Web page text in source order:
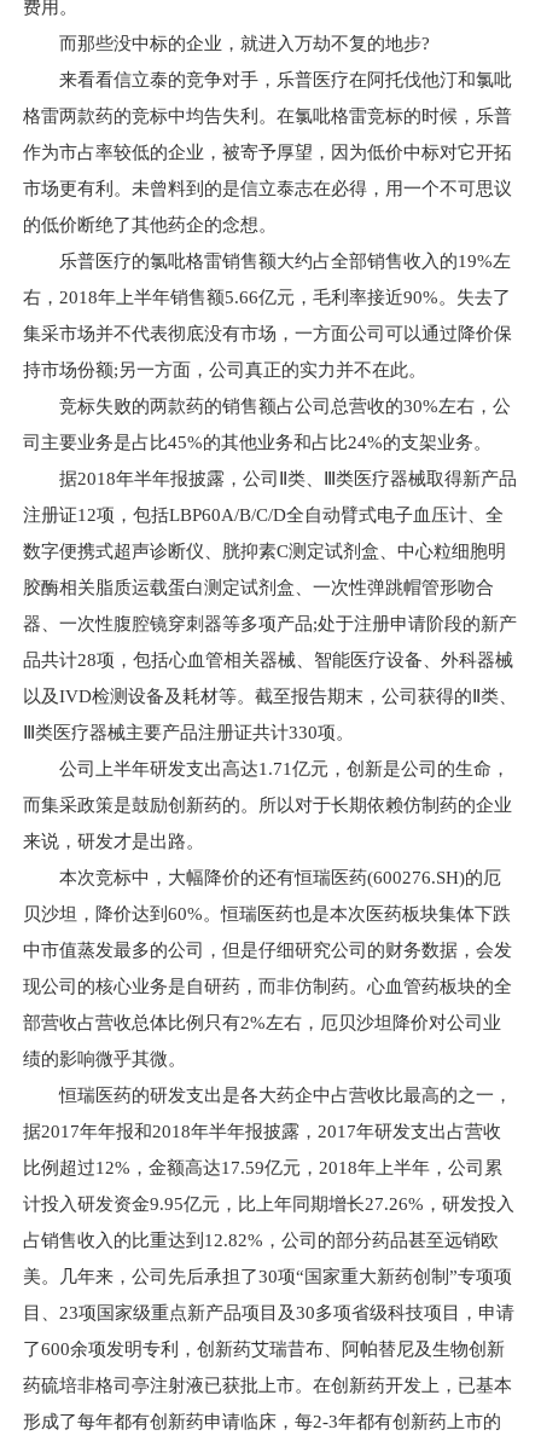
费用。
而那些没中标的企业，就进入万劫不复的地步?
来看看信立泰的竞争对手，乐普医疗在阿托伐他汀和氯吡
格雷两款药的竞标中均告失利。在氯吡格雷竞标的时候，乐普
作为市占率较低的企业，被寄予厚望，因为低价中标对它开拓
市场更有利。未曾料到的是信立泰志在必得，用一个不可思议
的低价断绝了其他药企的念想。
乐普医疗的氯吡格雷销售额大约占全部销售收入的19%左
右，2018年上半年销售额5.66亿元，毛利率接近90%。失去了
集采市场并不代表彻底没有市场，一方面公司可以通过降价保
持市场份额;另一方面，公司真正的实力并不在此。
竞标失败的两款药的销售额占公司总营收的30%左右，公
司主要业务是占比45%的其他业务和占比24%的支架业务。
据2018年半年报披露，公司Ⅱ类、Ⅲ类医疗器械取得新产品
注册证12项，包括LBP60A/B/C/D全自动臂式电子血压计、全
数字便携式超声诊断仪、胱抑素C测定试剂盒、中心粒细胞明
胶酶相关脂质运载蛋白测定试剂盒、一次性弹跳帽管形吻合
器、一次性腹腔镜穿刺器等多项产品;处于注册申请阶段的新产
品共计28项，包括心血管相关器械、智能医疗设备、外科器械
以及IVD检测设备及耗材等。截至报告期末，公司获得的Ⅱ类、
Ⅲ类医疗器械主要产品注册证共计330项。
公司上半年研发支出高达1.71亿元，创新是公司的生命，
而集采政策是鼓励创新药的。所以对于长期依赖仿制药的企业
来说，研发才是出路。
本次竞标中，大幅降价的还有恒瑞医药(600276.SH)的厄
贝沙坦，降价达到60%。恒瑞医药也是本次医药板块集体下跌
中市值蒸发最多的公司，但是仔细研究公司的财务数据，会发
现公司的核心业务是自研药，而非仿制药。心血管药板块的全
部营收占营收总体比例只有2%左右，厄贝沙坦降价对公司业
绩的影响微乎其微。
恒瑞医药的研发支出是各大药企中占营收比最高的之一，
据2017年年报和2018年半年报披露，2017年研发支出占营收
比例超过12%，金额高达17.59亿元，2018年上半年，公司累
计投入研发资金9.95亿元，比上年同期增长27.26%，研发投入
占销售收入的比重达到12.82%，公司的部分药品甚至远销欧
美。几年来，公司先后承担了30项“国家重大新药创制”专项项
目、23项国家级重点新产品项目及30多项省级科技项目，申请
了600余项发明专利，创新药艾瑞昔布、阿帕替尼及生物创新
药硫培非格司亭注射液已获批上市。在创新药开发上，已基本
形成了每年都有创新药申请临床，每2-3年都有创新药上市的